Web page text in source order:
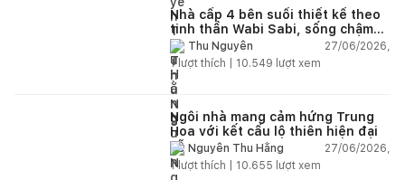
Nhà cấp 4 bên suối thiết kế theo
tinh thần Wabi Sabi, sống chậm
giữa thiên nhiên
Thu Nguyễn
27/06/2026,
1lượt thích | 10.549 lượt xem
Ngôi nhà mang cảm hứng Trung
Hoa với kết cấu lộ thiên hiện đại
Nguyễn Thu Hằng
27/06/2026,
1lượt thích | 10.655 lượt xem